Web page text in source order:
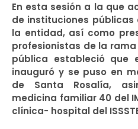
En esta sesión a la que
de instituciones públicas
la entidad, así como
profesionistas de la
pública estableció que
inauguró y se puso en
de Santa Rosalía,
medicina familiar 40 del
clínica- hospital del